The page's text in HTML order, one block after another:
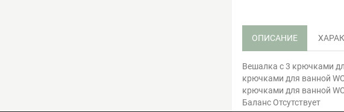
ОПИСАНИЕ
Вешалка с 3 крючками
крючками для ванной
крючками для ванной
Баланс Отсутствует